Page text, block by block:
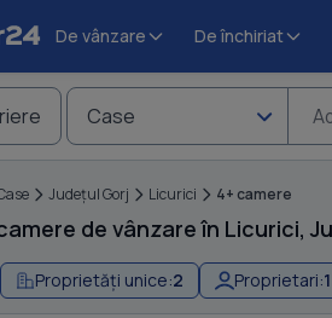
De vânzare De închiriat
Case
Judeţul Gorj Licurici 4+ camere
de vânzare în Licurici,
Proprietăți unice:2 Proprietari:1